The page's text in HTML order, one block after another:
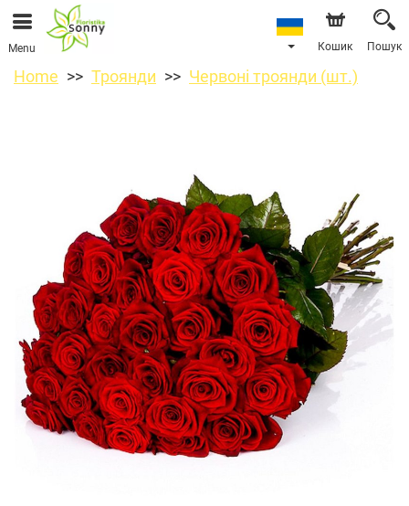
Menu Кошик Пошук
Home Троянди Червоні троянди (шт.)